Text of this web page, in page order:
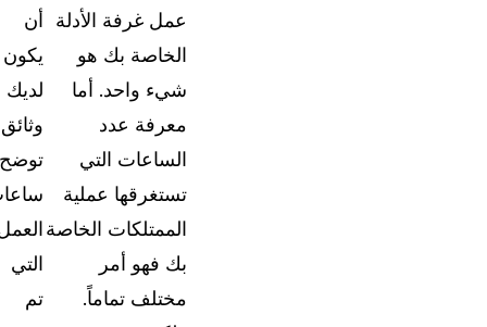
الأسئلة الشائعة
إجابات على أسئلتكم الأكثر شيوعاً حول "كيس
نصائح التعتيم، وأدلة الاستخدام، وأخبار القطاع
تجارب العملاء
تعرف على كيفية مواجهة العملاء لتحديات التعتيم
أرض الواقع باستخدام كيس جارد
عمل غرفة الأدلة
الخاصة بك هو
شيء واحد. أما
معرفة عدد
الساعات التي
تستغرقها عملية
الممتلكات الخاصة
بك فهو أمر
مختلف تماماً.
أن
يكون
لديك
وثائق
توضح
التي
تم